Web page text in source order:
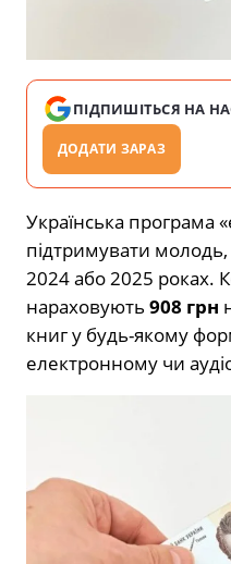
ПІДПИШІТЬСЯ НА
ДОДАТИ ЗАРАЗ
Українська програма
підтримувати
2024 або 2025 роках.
нараховують 908 грн
книг у будь-якому
електронному чи